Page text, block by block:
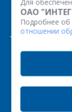
Для
ОАО
Подробнее
отношении
Факс:
Рег.
©